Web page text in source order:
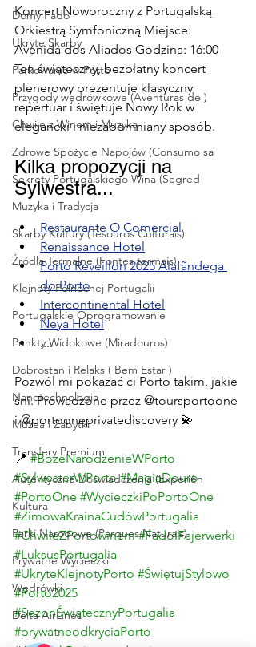
Domy Fado
Ukryte Skarby
Parkowanie w Porto
Przygody wędrówkowe (Aventuras de )
Chwile z Winem i Muzyką
Zdrowe Spożycie Napojów (Consumo sa
Sekrety Portugalskiego Wina (Segred
Muzyka i Tradycja
Skarby Kultury (Tesouros Culturais)
Źródła Termalne (Fontes termais)
Klejnoty Północnej Portugalii
Portugalskie Oprogramowanie
Punkty Widokowe (Miradouros)
Dobrostan i Relaks ( Bem Estar )
Nanotechnologia
Muzea i Zabytki
Transfery Premium
Autentyczne Doświadczenia (Experiên
Kultura
Parki Narodowe (Parques Naturais)
Prywatne Wycieczki
Wędrówki
Delta AirLines
Koncert Noworoczny z Portugalską
Orkiestrą Symfoniczną Miejsce:
Avenida dos Aliados Godzina: 16:00
Ten świąteczny, bezpłatny koncert
plenerowy prezentuje klasyczny
repertuar i świętuje Nowy Rok w
elegancki i niezapomniany sposób.
Kilka propozycji na
Sylwestra...
Restaurante O Comercial
Renaissance Hotel
Porto Reveillon 2025 Alafãndega
do Porto
Intercontinental Hotel
Neya Hotel
....
Pozwól mi pokazać ci Porto takim, jakie
śni. Prowadzone przez @toursportoone
i @portooneprivatediscovery 💫
📍 #BożeNarodzenieWPorto
#SylwesterWPorto #MagiaDouro
#PortoOne #WycieczkiPoPortoOne
#ZimowaKrainaCudówPortugalia
#ChwileZPortowinem #FadoIFajerwerki
#LuksusPortugalia
#UkryteKlejnotyPorto #ŚwiętujStylowo
#Porto2025
#SezonŚwiątecznyPortugalia
#prywatneodkryciaPorto